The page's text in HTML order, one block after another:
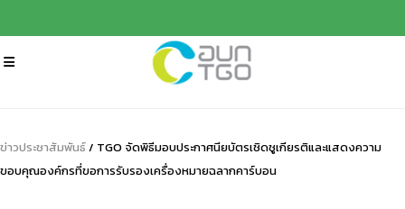
ข่าวประชาสัมพันธ์/ TGO จัดพิธีมอบประกาศนียบัตรเชิดชูเกียรติและแสดงความ
ขอบคุณองค์กรที่ขอการรับรองเครื่องหมายฉลากคาร์บอน